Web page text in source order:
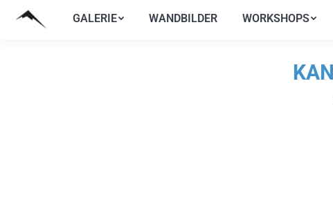
GALERIE WANDBILDER WORKSHOPS
GALERIE WANDBILDER WORKSHOPS